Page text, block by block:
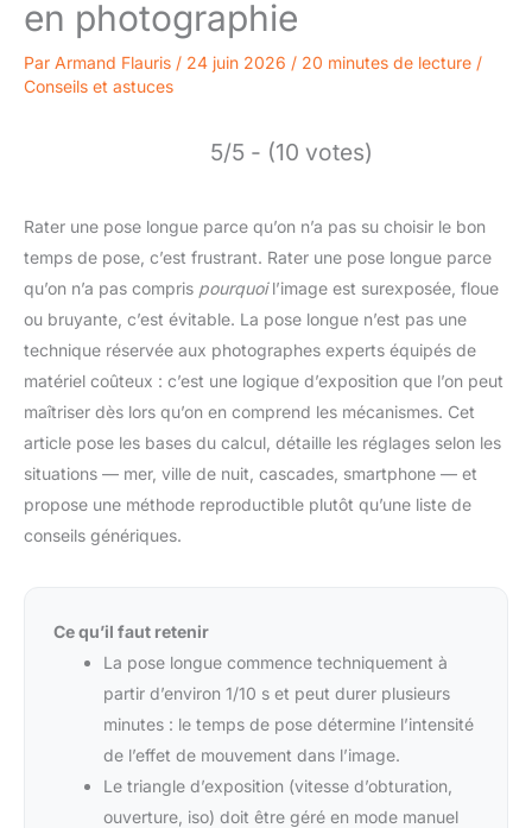
en photographie
Par Armand Flauris / 24 juin 2026 / 20 minutes de lecture /
Conseils et astuces
5/5 - (10 votes)
Rater une pose longue parce qu’on n’a pas su choisir le bon
temps de pose, c’est frustrant. Rater une pose longue parce
qu’on n’a pas compris pourquoil’image est surexposée, floue
ou bruyante, c’est évitable. La pose longue n’est pas une
technique réservée aux photographes experts équipés de
matériel coûteux : c’est une logique d’exposition que l’on peut
maîtriser dès lors qu’on en comprend les mécanismes. Cet
article pose les bases du calcul, détaille les réglages selon les
situations — mer, ville de nuit, cascades, smartphone — et
propose une méthode reproductible plutôt qu’une liste de
conseils génériques.
Ce qu’il faut retenir
La pose longue commence techniquement à
partir d’environ 1/10 s et peut durer plusieurs
minutes : le temps de pose détermine l’intensité
de l’effet de mouvement dans l’image.
Le triangle d’exposition (vitesse d’obturation,
ouverture, iso) doit être géré en mode manuel